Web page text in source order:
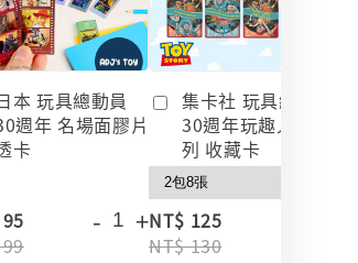
本 玩具總動員
週年 名場面膠片
卡
- +
集卡社 玩具總動員
30週年玩趣人生系
列 收藏卡
NT$ 125
NT$ 130